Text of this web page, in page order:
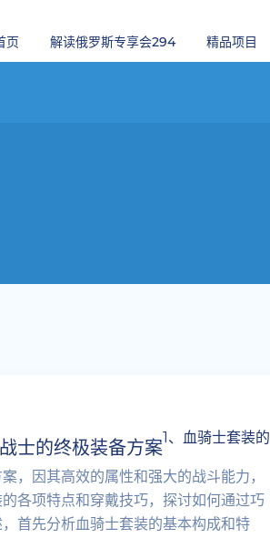
页 解读俄罗斯专享会294 精品项目
士的终极装备方案
，因其高效的属性和强大的战斗能力，
各项特点和穿戴技巧，探讨如何通过巧
首先分析血骑士套装的基本构成和特
1、血骑士套装的